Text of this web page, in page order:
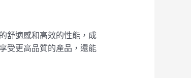
舒適感和高效的性能，成
受更高品質的產品，還能